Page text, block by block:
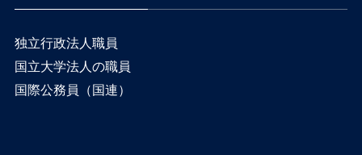
独立行政法人職員
国立大学法人の職員
国際公務員（国連）